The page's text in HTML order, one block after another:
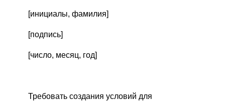
[инициалы, фамилия]
[подпись]
[число, месяц, год]
Требовать создания условий для